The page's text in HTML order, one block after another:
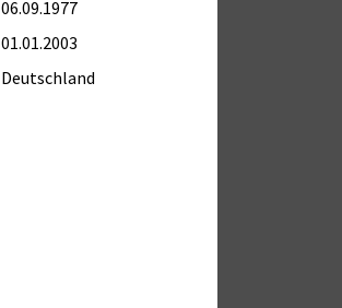
06.09.1977
01.01.2003
Deutschland